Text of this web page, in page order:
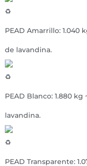
PEAD Amarrillo: 1.040
de lavandina.
PEAD Blanco: 1.880 kg
lavandina.
PEAD Transparente: